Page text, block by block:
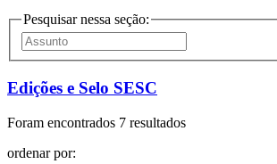
Pesquisar nessa seção:
Edições e Selo SESC
Foram encontrados 7 resultados
ordenar por: